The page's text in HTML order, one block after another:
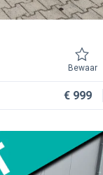
Bewaar
€ 999